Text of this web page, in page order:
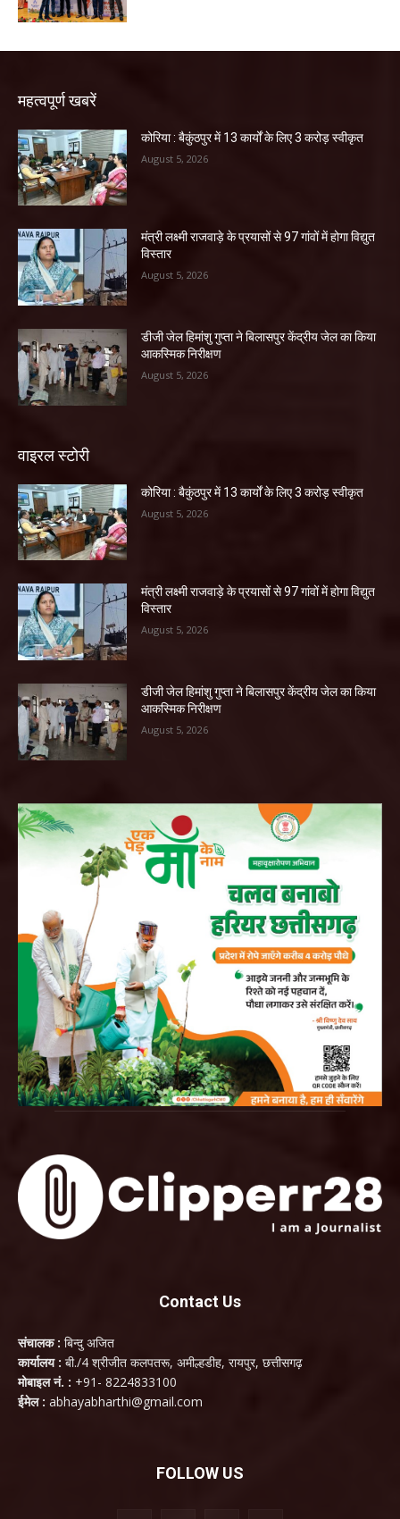
महत्वपूर्ण खबरें
कोरिया : बैकुंठपुर में 13 कार्यों के लिए 3 करोड़ स्वीकृत
August 5, 2026
मंत्री लक्ष्मी राजवाड़े के प्रयासों से 97 गांवों में होगा विद्युत
विस्तार
August 5, 2026
डीजी जेल हिमांशु गुप्ता ने बिलासपुर केंद्रीय जेल का किया
आकस्मिक निरीक्षण
August 5, 2026
वाइरल स्टोरी
कोरिया : बैकुंठपुर में 13 कार्यों के लिए 3 करोड़ स्वीकृत
August 5, 2026
मंत्री लक्ष्मी राजवाड़े के प्रयासों से 97 गांवों में होगा विद्युत
विस्तार
August 5, 2026
डीजी जेल हिमांशु गुप्ता ने बिलासपुर केंद्रीय जेल का किया
आकस्मिक निरीक्षण
August 5, 2026
Contact Us
संचालक : बिन्दु अजित
कार्यालय : बी./4 श्रीजीत कलपतरू, अमील्हडीह, रायपुर, छत्तीसगढ़
मोबाइल नं. : +91- 8224833100
ईमेल : abhayabharthi@gmail.com
FOLLOW US